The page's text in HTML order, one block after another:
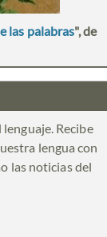
las palabras", de
Recibe
lengua con
las noticias del